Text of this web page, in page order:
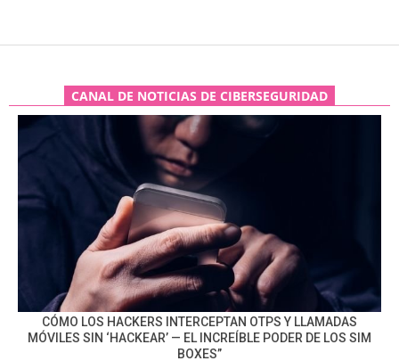
CANAL DE NOTICIAS DE CIBERSEGURIDAD
CÓMO LOS HACKERS INTERCEPTAN OTPS Y LLAMADAS
MÓVILES SIN ‘HACKEAR’ — EL INCREÍBLE PODER DE LOS SIM
BOXES”